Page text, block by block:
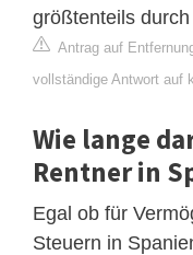
größtenteils
Antrag auf
vollständige Antwort auf
Wie lange
Rentner in
Egal ob für
Steuern in